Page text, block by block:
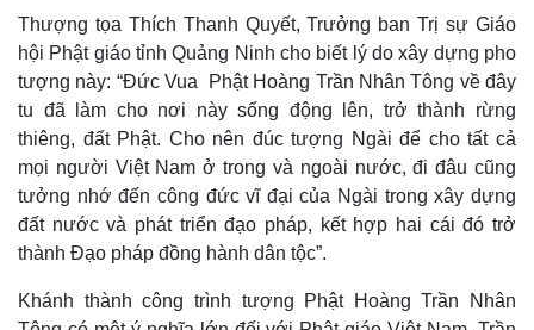
Thế giới
Quan sát
Cuộc sống đó đây
Multimedia
Video
Ảnh
Thượng tọa Thích Thanh Quyết, Trưởng ban Trị sự Giáo
hội Phật giáo tỉnh Quảng Ninh cho biết lý do xây dựng pho
tượng này: “Đức Vua Phật Hoàng Trần Nhân Tông về đây
tu đã làm cho nơi này sống động lên, trở thành rừng
thiêng, đất Phật. Cho nên đúc tượng Ngài để cho tất cả
mọi người Việt Nam ở trong và ngoài nước, đi đâu cũng
tưởng nhớ đến công đức vĩ đại của Ngài trong xây dựng
đất nước và phát triển đạo pháp, kết hợp hai cái đó trở
thành Đạo pháp đồng hành dân tộc”.
Khánh thành công trình tượng Phật Hoàng Trần Nhân